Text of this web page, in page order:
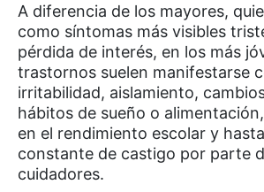
A diferencia de los mayores,
como síntomas más visibles
pérdida de interés, en los más
trastornos suelen manifestarse
irritabilidad, aislamiento,
hábitos de sueño o
en el rendimiento escolar y
constante de castigo por parte
cuidadores.